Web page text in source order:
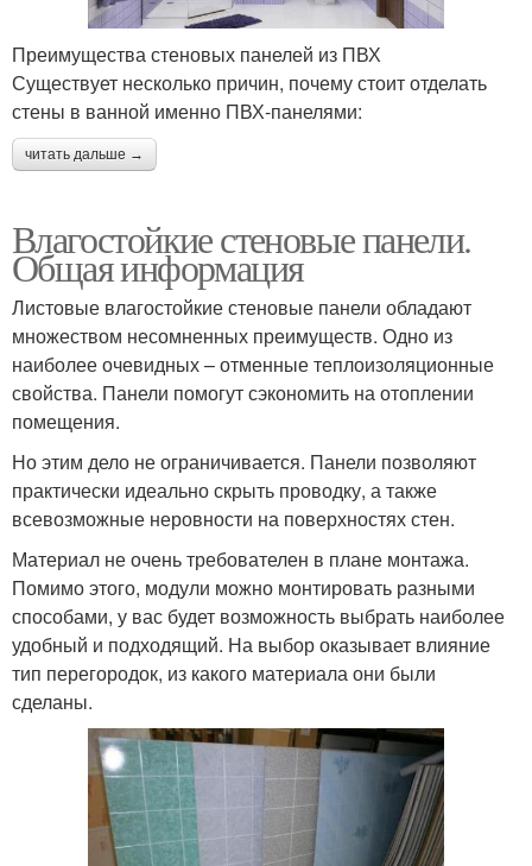
Преимущества стеновых панелей из ПВХ
Существует несколько причин, почему стоит отделать
стены в ванной именно ПВХ-панелями:
читать дальше →
Влагостойкие стеновые панели.
Общая информация
Листовые влагостойкие стеновые панели обладают
множеством несомненных преимуществ. Одно из
наиболее очевидных – отменные теплоизоляционные
свойства. Панели помогут сэкономить на отоплении
помещения.
Но этим дело не ограничивается. Панели позволяют
практически идеально скрыть проводку, а также
всевозможные неровности на поверхностях стен.
Материал не очень требователен в плане монтажа.
Помимо этого, модули можно монтировать разными
способами, у вас будет возможность выбрать наиболее
удобный и подходящий. На выбор оказывает влияние
тип перегородок, из какого материала они были
сделаны.